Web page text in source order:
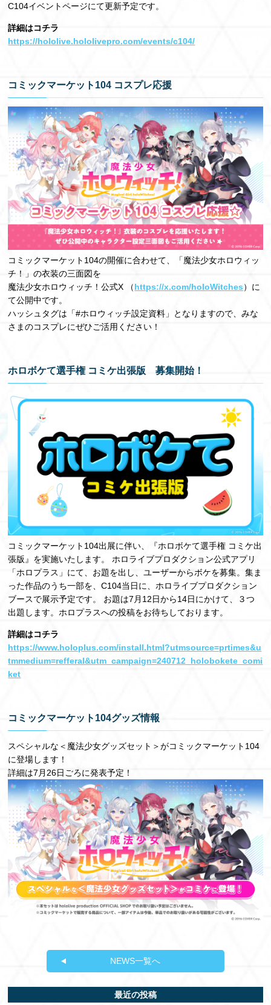
C104イベントページにて更新予定です。
詳細はコチラ
https://hololive.hololivepro.com/events/c104/
コミックマーケット104 コスプレ応援
コミックマーケット104の開催に合わせて、「魔法少女ホロウィッ
チ！」の衣装の三面図を
魔法少女ホロウィッチ！公式X （https://x.com/holoWitches）に
て公開中です。
ハッシュタグは「#ホロウィッチ設定資料」となりますので、みな
さまのコスプレにぜひご活用ください！
ホロボケて選手権 コミケ出張版 募集開始！
コミックマーケット104出展に伴い、『ホロボケて選手権 コミケ出
張版』を実施いたします。 ホロライブプロダクション公式アプリ
「ホロプラス」にて、お題を出し、ユーザーからボケを募集。集ま
った作品のうち一部を、C104当日に、ホロライブプロダクション
ブースで展示予定です。 お題は7月12日から14日にかけて、３つ
出題します。ホロプラスへの投稿をお待ちしております。
詳細はコチラ
https://www.holoplus.com/install.html?utmsource=prtimes&u
tmmedium=refferal&utm_campaign=240712_holobokete_comi
ket
コミックマーケット104グッズ情報
スペシャルな＜魔法少女グッズセット＞がコミックマーケット104
に登場します！
詳細は7月26日ごろに発表予定！
NEWS一覧へ
最近の投稿